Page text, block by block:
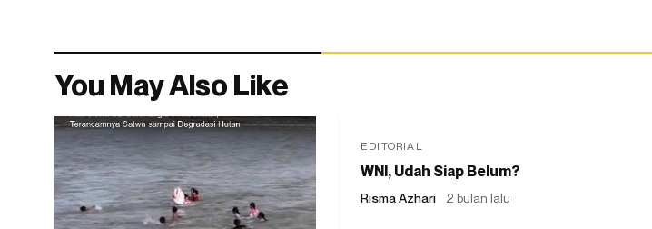
You May Also Like
EDITORIAL
WNI, Udah Siap Belum?
Risma Azhari 2 bulan lalu